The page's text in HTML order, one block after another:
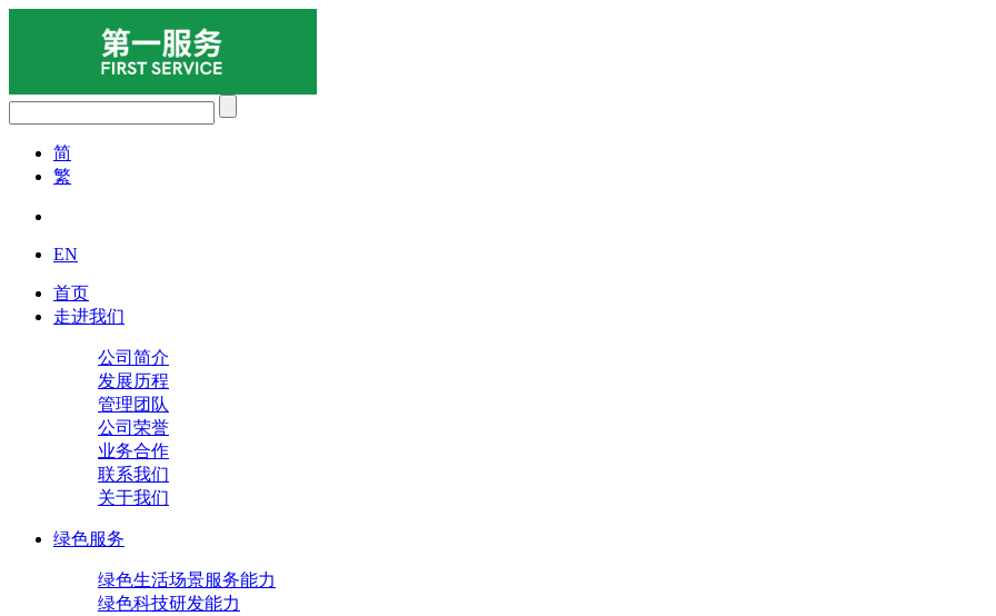
简
繁
EN
首页
走进我们
公司简介
发展历程
管理团队
公司荣誉
业务合作
联系我们
关于我们
绿色服务
绿色生活场景服务能力
绿色科技研发能力